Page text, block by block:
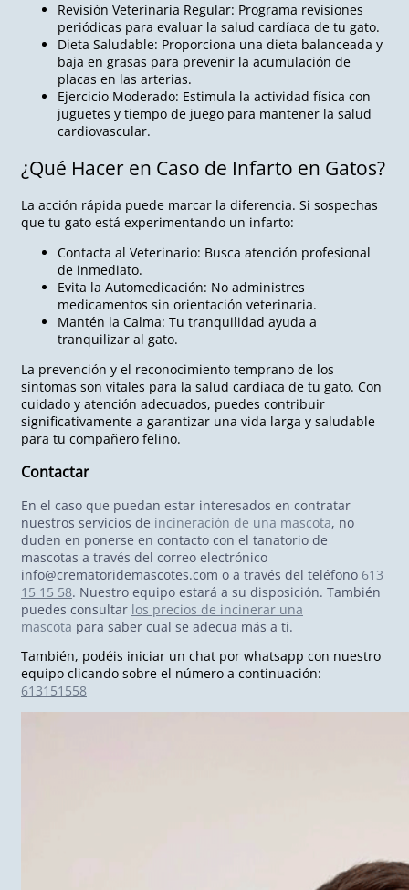
Revisión Veterinaria Regular: Programa revisiones
periódicas para evaluar la salud cardíaca de tu gato.
Dieta Saludable: Proporciona una dieta balanceada y
baja en grasas para prevenir la acumulación de
placas en las arterias.
Ejercicio Moderado: Estimula la actividad física con
juguetes y tiempo de juego para mantener la salud
cardiovascular.
¿Qué Hacer en Caso de Infarto en Gatos?
La acción rápida puede marcar la diferencia. Si sospechas
que tu gato está experimentando un infarto:
Contacta al Veterinario: Busca atención profesional
de inmediato.
Evita la Automedicación: No administres
medicamentos sin orientación veterinaria.
Mantén la Calma: Tu tranquilidad ayuda a
tranquilizar al gato.
La prevención y el reconocimiento temprano de los
síntomas son vitales para la salud cardíaca de tu gato. Con
cuidado y atención adecuados, puedes contribuir
significativamente a garantizar una vida larga y saludable
para tu compañero felino.
Contactar
En el caso que puedan estar interesados en contratar
nuestros servicios de incineración de una mascota, no
duden en ponerse en contacto con el tanatorio de
mascotas a través del correo electrónico
info@crematoridemascotes.com o a través del teléfono 613
15 15 58. Nuestro equipo estará a su disposición. También
puedes consultar los precios de incinerar una
mascota para saber cual se adecua más a ti.
También, podéis iniciar un chat por whatsapp con nuestro
equipo clicando sobre el número a continuación:
613151558